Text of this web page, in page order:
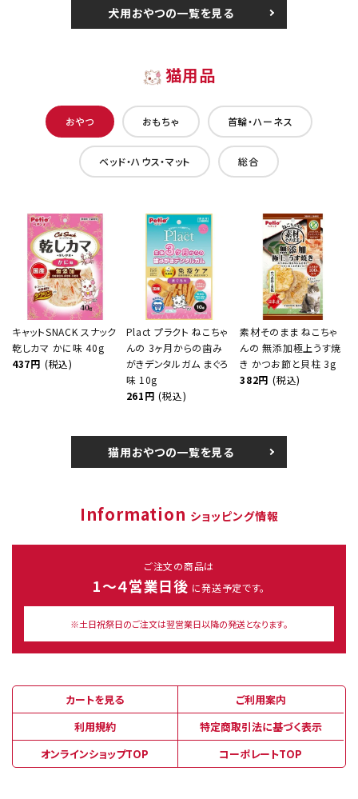
犬用おやつの一覧を見る
猫用品
おやつ おもちゃ 首輪・ハーネス
ベッド・ハウス・マット 総合
キャットSNACK スナック
乾しカマ かに味 40g
437円 (税込)
Plact プラクト ねこちゃ
んの 3ヶ月からの歯み
がきデンタルガム まぐろ
味 10g
261円 (税込)
素材そのまま ねこちゃ
んの 無添加極上うす焼
き かつお節と貝柱 3g
382円 (税込)
猫用おやつの一覧を見る
Information ショッピング情報
ご注文の商品は
1～４営業日後 に発送予定です。
※土日祝祭日のご注文は翌営業日以降の発送となります。
カートを見る
ご利用案内
利用規約
特定商取引法に基づく表示
オンラインショップTOP
コーポレートTOP